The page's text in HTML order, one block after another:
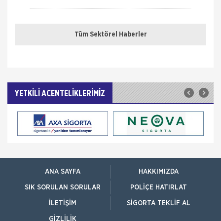
Birliği (TOBB) ve Türkiye Si
Hayata geçirdiği ilkleri ve yenilikçi çözümleriyle
NN Hayat ve Emeklilik adına Nielsen tarafından ilki
Temmuz 2016’da 8 ilde 15 ve üzeri çalışanı olan
şirketlerin çalışanları ile yapılan geniş çaplı otomatik
Kadınlar Emeklilikte İyi Maaş, Erkekler
gençlerin bireysel emeklilik sistemine yaklaşımını ve
tasarruf alışkanlıklarını öğrenmek amacıyla, Yöntem
Araştır
İTO dan Sigorta Sektörü İçin Yol
Haritası
İZMİR Ticaret Odası (İTO) Yönetim Kurulu Başkanı
Tüm Sektörel Haberler
YETKİLİ ACENTELİKLERİMİZ
ANA SAYFA HAKKIMIZDA
SIK SORULAN SORULAR POLIÇE HATIRLAT
İLETIŞIM SIGORTA TEKLIF AL
GIZLILIK